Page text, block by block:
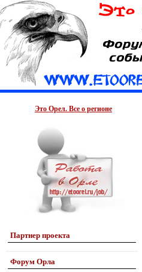
Это Орел. Все о регионе
Партнер проекта
Форум Орла